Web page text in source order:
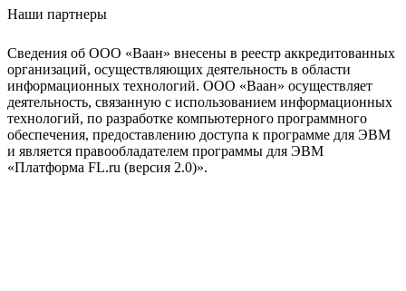
Наши партнеры
Сведения об ООО «Ваан» внесены в реестр аккредитованных
организаций, осуществляющих деятельность в области
информационных технологий. ООО «Ваан» осуществляет
деятельность, связанную с использованием информационных
технологий, по разработке компьютерного программного
обеспечения, предоставлению доступа к программе для ЭВМ
и является правообладателем программы для ЭВМ
«Платформа FL.ru (версия 2.0)».